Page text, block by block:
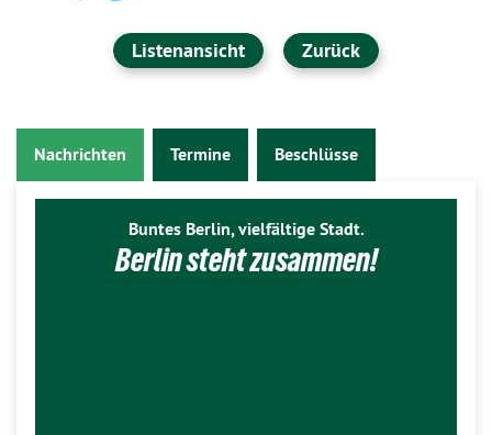
Listenansicht Zurück
Nachrichten Termine Beschlüsse
Buntes Berlin, vielfältige Stadt.
Berlin steht zusammen!